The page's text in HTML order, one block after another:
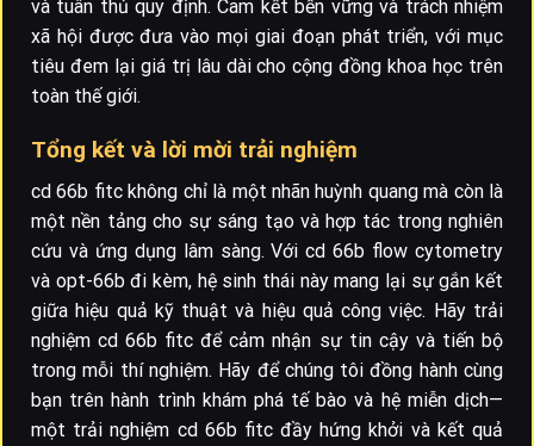
và tuân thủ quy định. Cam kết bền vững và trách nhiệm
xã hội được đưa vào mọi giai đoạn phát triển, với mục
tiêu đem lại giá trị lâu dài cho cộng đồng khoa học trên
toàn thế giới.
Tổng kết và lời mời trải nghiệm
cd 66b fitc không chỉ là một nhãn huỳnh quang mà còn là
một nền tảng cho sự sáng tạo và hợp tác trong nghiên
cứu và ứng dụng lâm sàng. Với cd 66b flow cytometry
và opt-66b đi kèm, hệ sinh thái này mang lại sự gắn kết
giữa hiệu quả kỹ thuật và hiệu quả công việc. Hãy trải
nghiệm cd 66b fitc để cảm nhận sự tin cậy và tiến bộ
trong mỗi thí nghiệm. Hãy để chúng tôi đồng hành cùng
bạn trên hành trình khám phá tế bào và hệ miễn dịch—
một trải nghiệm cd 66b fitc đầy hứng khởi và kết quả